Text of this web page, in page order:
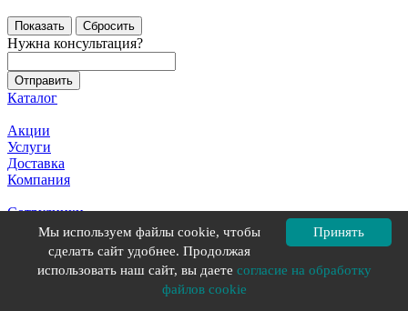
Сбросить
Нужна консультация?
Каталог
Акции
Услуги
Доставка
Компания
Сотрудники
Проекты
Принять
Мы используем файлы cookie, чтобы
сделать сайт удобнее. Продолжая
использовать наш сайт, вы даете согласие на обработку
файлов cookie